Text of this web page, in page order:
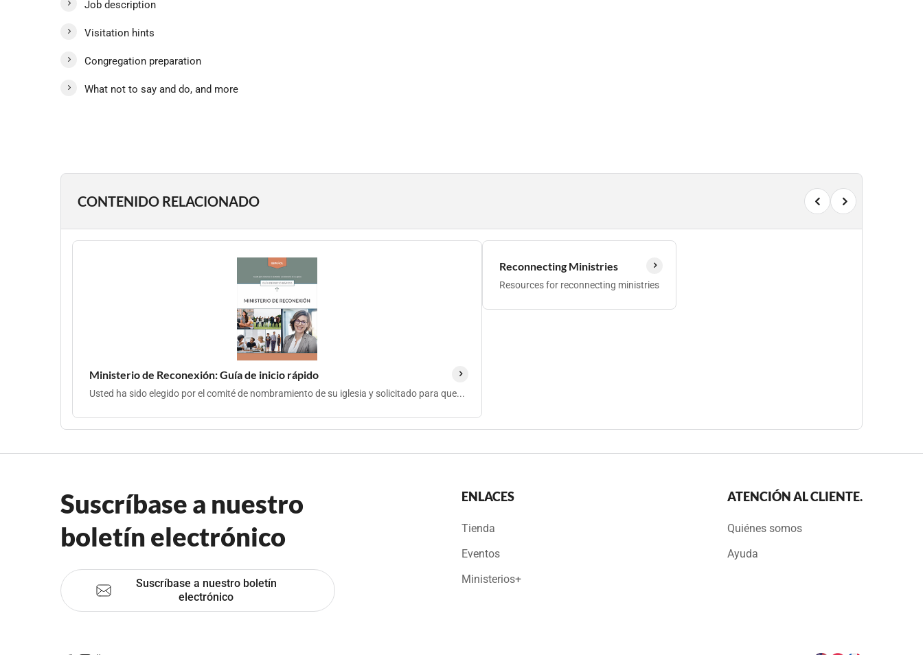
Job description
Visitation hints
Congregation preparation
What not to say and do, and more
CONTENIDO RELACIONADO
Ministerio de Reconexión: Guía de inicio rápido
Usted ha sido elegido por el comité de nombramiento de su iglesia y solicitado para que...
Reconnecting Ministries
Resources for reconnecting ministries
Suscríbase a nuestro
boletín electrónico
Suscríbase a nuestro boletín
electrónico
ENLACES
Tienda
Eventos
Ministerios+
ATENCIÓN AL CLIENTE.
Quiénes somos
Ayuda